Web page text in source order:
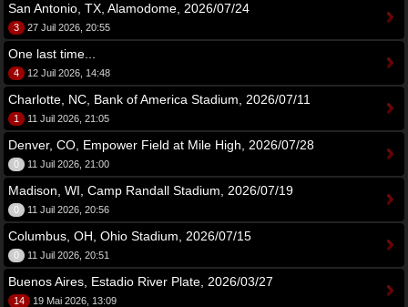
San Antonio, TX, Alamodome, 2026/07/24
3 27 Juil 2026, 20:55
One last time...
4 12 Juil 2026, 14:48
Charlotte, NC, Bank of America Stadium, 2026/07/11
1 11 Juil 2026, 21:05
Denver, CO, Empower Field at Mile High, 2026/07/28
0 11 Juil 2026, 21:00
Madison, WI, Camp Randall Stadium, 2026/07/19
0 11 Juil 2026, 20:56
Columbus, OH, Ohio Stadium, 2026/07/15
0 11 Juil 2026, 20:51
Buenos Aires, Estadio River Plate, 2026/03/27
14 19 Mai 2026, 13:09